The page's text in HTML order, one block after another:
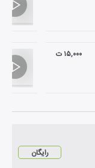
۱۵,۰۰۰ ت
رایگان